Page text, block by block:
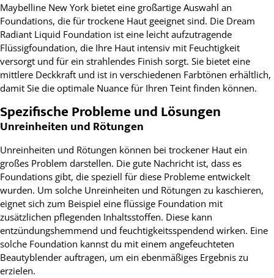
Maybelline New York bietet eine großartige Auswahl an
Foundations, die für trockene Haut geeignet sind. Die Dream
Radiant Liquid Foundation ist eine leicht aufzutragende
Flüssigfoundation, die Ihre Haut intensiv mit Feuchtigkeit
versorgt und für ein strahlendes Finish sorgt. Sie bietet eine
mittlere Deckkraft und ist in verschiedenen Farbtönen erhältlich,
damit Sie die optimale Nuance für Ihren Teint finden können.
Spezifische Probleme und Lösungen
Unreinheiten und Rötungen
Unreinheiten und Rötungen können bei trockener Haut ein
großes Problem darstellen. Die gute Nachricht ist, dass es
Foundations gibt, die speziell für diese Probleme entwickelt
wurden. Um solche Unreinheiten und Rötungen zu kaschieren,
eignet sich zum Beispiel eine flüssige Foundation mit
zusätzlichen pflegenden Inhaltsstoffen. Diese kann
entzündungshemmend und feuchtigkeitsspendend wirken. Eine
solche Foundation kannst du mit einem angefeuchteten
Beautyblender auftragen, um ein ebenmäßiges Ergebnis zu
erzielen.